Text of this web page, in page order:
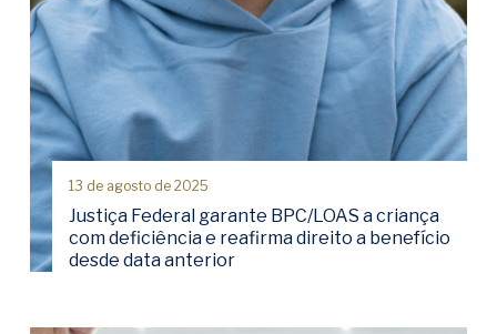
13 de agosto de 2025
Justiça Federal garante BPC/LOAS a criança
com deficiência e reafirma direito a benefício
desde data anterior